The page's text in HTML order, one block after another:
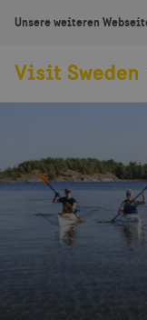
Unsere weiteren
Visit Sweden Logotype